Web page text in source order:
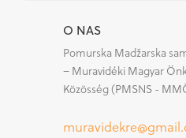
O NAS
Pomurska Madžarska
– Muravidéki Magyar
Közösség (PMSNS -